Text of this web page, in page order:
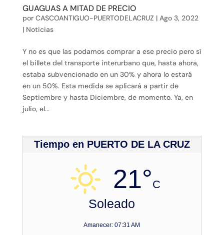
GUAGUAS A MITAD DE PRECIO
por CASCOANTIGUO-PUERTODELACRUZ | Ago 3, 2022
| Noticias
Y no es que las podamos comprar a ese precio pero sí
el billete del transporte interurbano que, hasta ahora,
estaba subvencionado en un 30% y ahora lo estará
en un 50%. Esta medida se aplicará a partir de
Septiembre y hasta Diciembre, de momento. Ya, en
julio, el...
Tiempo en PUERTO DE LA CRUZ
21°C
Soleado
Amanecer: 07:31 AM